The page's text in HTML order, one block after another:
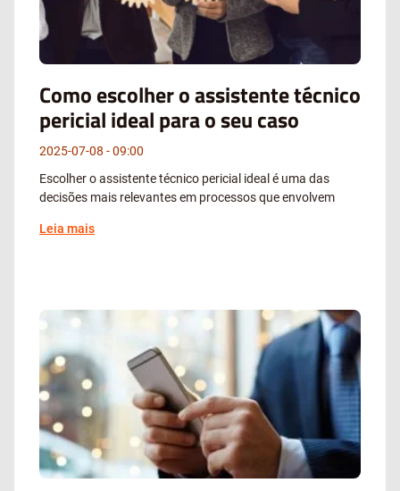
Como escolher o assistente técnico
pericial ideal para o seu caso
2025-07-08
09:00
Escolher o assistente técnico pericial ideal é uma das
decisões mais relevantes em processos que envolvem
Leia mais